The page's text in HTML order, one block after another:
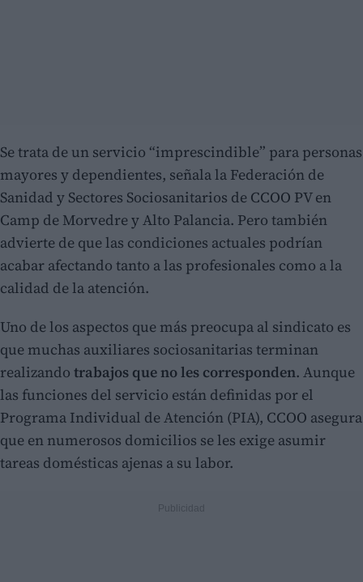
Se trata de un servicio “imprescindible” para personas
mayores y dependientes, señala la Federación de
Sanidad y Sectores Sociosanitarios de CCOO PV en
Camp de Morvedre y Alto Palancia. Pero también
advierte de que las condiciones actuales podrían
acabar afectando tanto a las profesionales como a la
calidad de la atención.
Uno de los aspectos que más preocupa al sindicato es
que muchas auxiliares sociosanitarias terminan
realizando trabajos que no les corresponden. Aunque
las funciones del servicio están definidas por el
Programa Individual de Atención (PIA), CCOO asegura
que en numerosos domicilios se les exige asumir
tareas domésticas ajenas a su labor.